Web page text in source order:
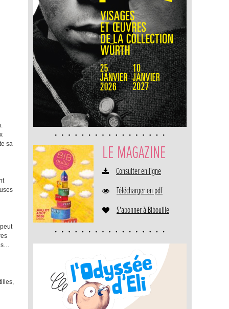
sa
LE MAGAZINE
Consulter en ligne
Télécharger en pdf
S'abonner à Bibouille